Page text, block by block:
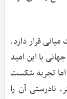
قرار دارد.
با این امید
اما تجربه شکست
نادرستی آن را